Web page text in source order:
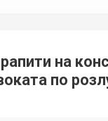
на
по